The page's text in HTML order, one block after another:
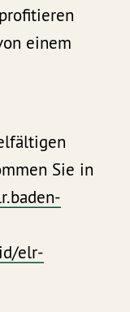
einem
Sie in
elr-